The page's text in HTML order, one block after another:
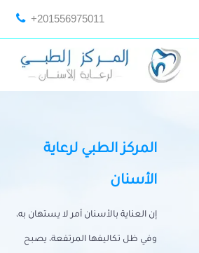
+201556975011
المركز الطبي لرعاية
الأسنان
إن العناية بالأسنان أمر لا يستهان به،
وفي ظل تكاليفها المرتفعة، يصبح